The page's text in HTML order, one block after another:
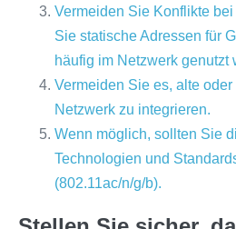
Vermeiden Sie Konflikte
Sie statische Adressen für
häufig im Netzwerk genutzt
Vermeiden Sie es, alte
Netzwerk zu integrieren.
Wenn möglich, sollten Sie
Technologien und
(802.11ac/n/g/b).